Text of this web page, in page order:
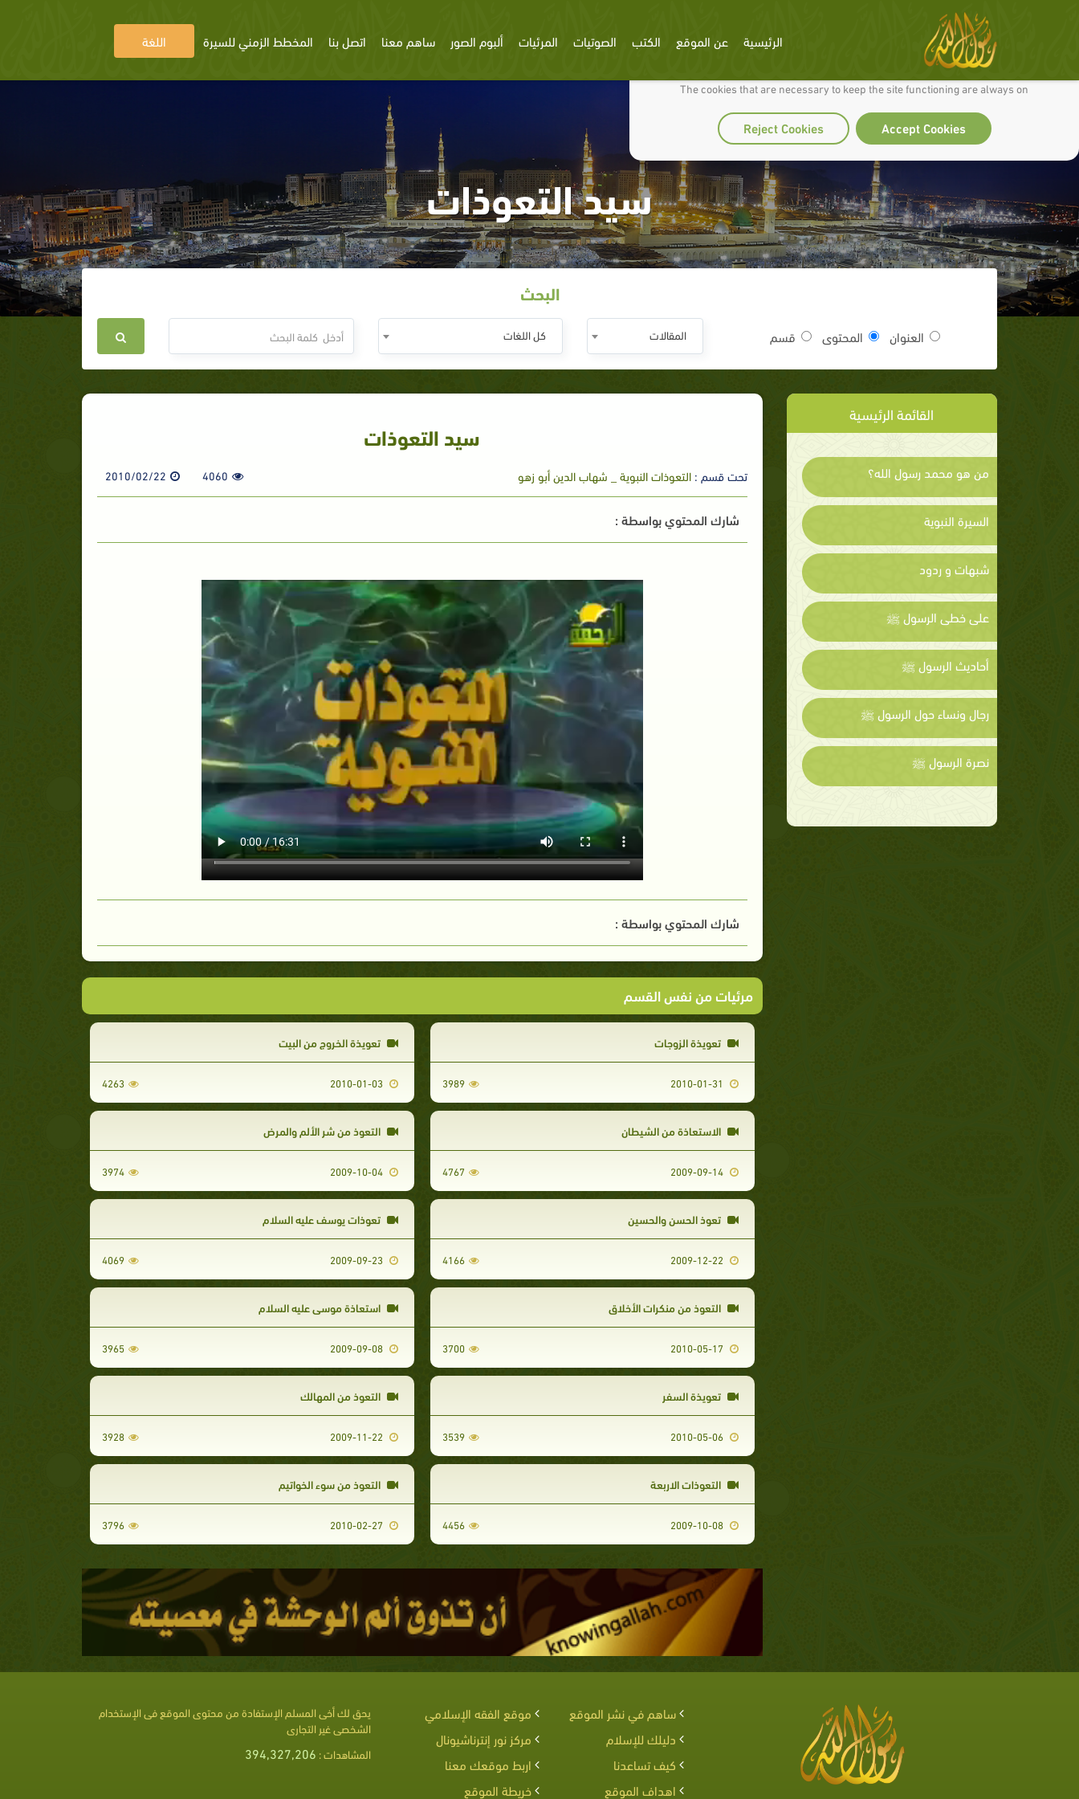
We use cookies to make our site work well for you and so we can continually improve it.
The cookies that are necessary to keep the site functioning are always on
Accept Cookies
Reject Cookies
الرئيسية عن الموقع الكتب الصوتيات المرئيات ألبوم الصور ساهم معنا اتصل بنا المخطط الزمني للسيرة اللغة
سيد التعوذات
البحث
العنوان المحتوى قسم المقالات كل اللغات
القائمة الرئيسية
من هو محمد رسول الله؟
السيرة النبوية
شبهات و ردود
على خطى الرسول ﷺ
أحاديث الرسول ﷺ
رجال ونساء حول الرسول ﷺ
نصرة الرسول ﷺ
سيد التعوذات
تحت قسم :التعوذات النبوية _ شهاب الدين أبو زهو 4060
2010/02/22
شارك المحتوي بواسطة :
شارك المحتوي بواسطة :
مرئيات من نفس القسم
تعويذة الزوجات
3989
تعويذة الخروج من البيت
2010-01-03
4263
الاستعاذة من الشيطان
2009-09-14
4767
التعوذ من شر الألم والمرض
2009-10-04
3974
تعوذ الحسن والحسين
4166
تعوذات يوسف عليه السلام
2009-09-23
4069
التعوذ من منكرات الأخلاق
3700
استعاذة موسى عليه السلام
2009-09-08
3965
تعويذة السفر
2010-05-06
3539
التعوذ من المهالك
3928
التعوذات الاربعة
2009-10-08
4456
التعوذ من سوء الخواتيم
3796
ساهم في نشر الموقع
موقع الفقه الإسلامي
دليلك للإسلام
مركز نور إنترناشيونال
كيف تساعدنا
اربط موقعك معنا
اهداف الموقع
خريطة الموقع
يحق لك أخى المسلم الإستفادة من محتوى الموقع فى الإستخدام
الشخصى غير التجارى
المشاهدات : 394,327,206